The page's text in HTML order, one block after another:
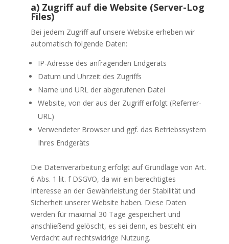
a) Zugriff auf die Website (Server-Log
Files)
Bei jedem Zugriff auf unsere Website erheben wir
automatisch folgende Daten:
IP-Adresse des anfragenden Endgeräts
Datum und Uhrzeit des Zugriffs
Name und URL der abgerufenen Datei
Website, von der aus der Zugriff erfolgt (Referrer-
URL)
Verwendeter Browser und ggf. das Betriebssystem
Ihres Endgeräts
Die Datenverarbeitung erfolgt auf Grundlage von Art.
6 Abs. 1 lit. f DSGVO, da wir ein berechtigtes
Interesse an der Gewährleistung der Stabilität und
Sicherheit unserer Website haben. Diese Daten
werden für maximal 30 Tage gespeichert und
anschließend gelöscht, es sei denn, es besteht ein
Verdacht auf rechtswidrige Nutzung.